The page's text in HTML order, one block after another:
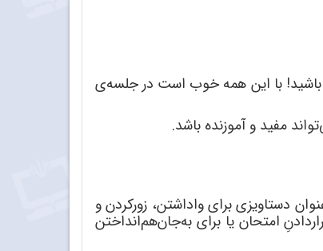
باشید! با این همه خوب است در جلسهی
تواند مفید و آموزنده باشد.
دستاویزی برای واداشتن، زورکردن و
امتحان یا برای بهجانهمانداختن